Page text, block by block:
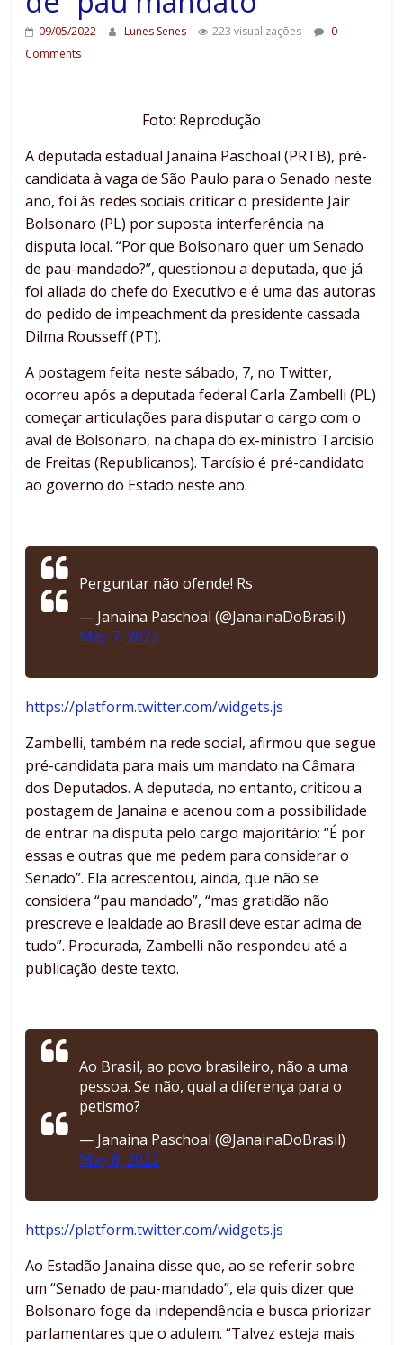
09/05/2022 Lunes Senes 223 visualizações
0
Comments
Foto: Reprodução
A deputada estadual Janaina Paschoal (PRTB), pré-
candidata à vaga de São Paulo para o Senado neste
ano, foi às redes sociais criticar o presidente Jair
Bolsonaro (PL) por suposta interferência na
disputa local. “Por que Bolsonaro quer um Senado
de pau-mandado?”, questionou a deputada, que já
foi aliada do chefe do Executivo e é uma das autoras
do pedido de impeachment da presidente cassada
Dilma Rousseff (PT).
A postagem feita neste sábado, 7, no Twitter,
ocorreu após a deputada federal Carla Zambelli (PL)
começar articulações para disputar o cargo com o
aval de Bolsonaro, na chapa do ex-ministro Tarcísio
de Freitas (Republicanos). Tarcísio é pré-candidato
ao governo do Estado neste ano.
Perguntar não ofende! Rs
— Janaina Paschoal (@JanainaDoBrasil)
May 7, 2022
https://platform.twitter.com/widgets.js
Zambelli, também na rede social, afirmou que segue
pré-candidata para mais um mandato na Câmara
dos Deputados. A deputada, no entanto, criticou a
postagem de Janaina e acenou com a possibilidade
de entrar na disputa pelo cargo majoritário: “É por
essas e outras que me pedem para considerar o
Senado”. Ela acrescentou, ainda, que não se
considera “pau mandado”, “mas gratidão não
prescreve e lealdade ao Brasil deve estar acima de
tudo”. Procurada, Zambelli não respondeu até a
publicação deste texto.
Ao Brasil, ao povo brasileiro, não a uma
pessoa. Se não, qual a diferença para o
petismo?
— Janaina Paschoal (@JanainaDoBrasil)
May 8, 2022
https://platform.twitter.com/widgets.js
Ao Estadão Janaina disse que, ao se referir sobre
um “Senado de pau-mandado”, ela quis dizer que
Bolsonaro foge da independência e busca priorizar
parlamentares que o adulem. “Talvez esteja mais